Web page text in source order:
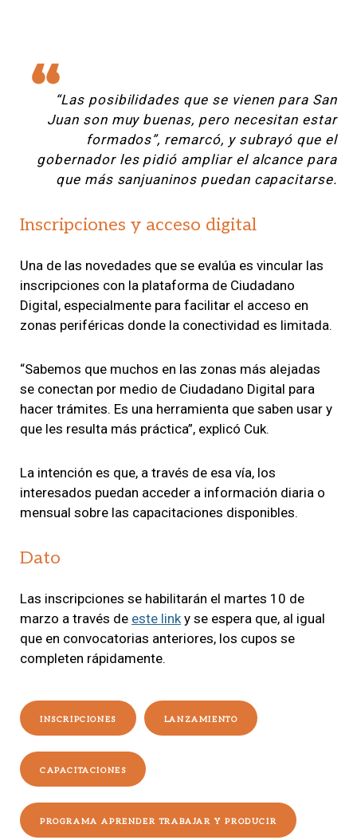
“Las posibilidades que se vienen para San
Juan son muy buenas, pero necesitan estar
formados”, remarcó, y subrayó que el
gobernador les pidió ampliar el alcance para
que más sanjuaninos puedan capacitarse.
Inscripciones y acceso digital
Una de las novedades que se evalúa es vincular las
inscripciones con la plataforma de Ciudadano
Digital, especialmente para facilitar el acceso en
zonas periféricas donde la conectividad es limitada.
“Sabemos que muchos en las zonas más alejadas
se conectan por medio de Ciudadano Digital para
hacer trámites. Es una herramienta que saben usar y
que les resulta más práctica”, explicó Cuk.
La intención es que, a través de esa vía, los
interesados puedan acceder a información diaria o
mensual sobre las capacitaciones disponibles.
Dato
Las inscripciones se habilitarán el martes 10 de
marzo a través de este link y se espera que, al igual
que en convocatorias anteriores, los cupos se
completen rápidamente.
INSCRIPCIONES LANZAMIENTO
CAPACITACIONES
PROGRAMA APRENDER TRABAJAR Y PRODUCIR